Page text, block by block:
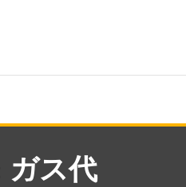
ガス代